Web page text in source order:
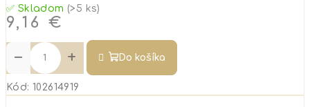
✅ Skladom (>5 ks)
9,16 €
+
− Do košíka
Kód: 102614919